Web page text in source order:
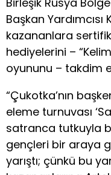
Başkan
kazananlara
hediyelerini –
oyununu – takdim
“Çukotka’nın
eleme turnuvası
satranca tutkuyla
gençleri bir araya
yarıştı; çünkü bu